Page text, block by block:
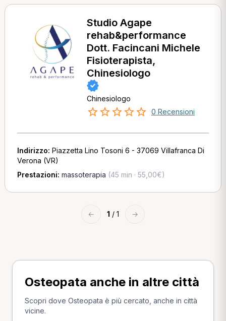
Studio Agape
rehab&performance
Dott. Facincani Michele
Fisioterapista,
Chinesiologo
Chinesiologo
0 Recensioni
Indirizzo: Piazzetta Lino Tosoni 6 - 37069 Villafranca Di
Verona (VR)
Prestazioni: massoterapia (45 min · 55,00€)
← 1 / 1 →
Osteopata anche in altre città
Scopri dove Osteopata è più cercato, anche in città
vicine.